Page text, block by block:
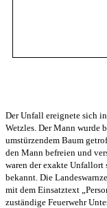
Der Unfall ereignete sich
Wetzles. Der Mann wurde
umstürzendem Baum
den Mann befreien und
waren der exakte Unfallort
bekannt. Die
mit dem Einsatztext
zuständige Feuerwehr